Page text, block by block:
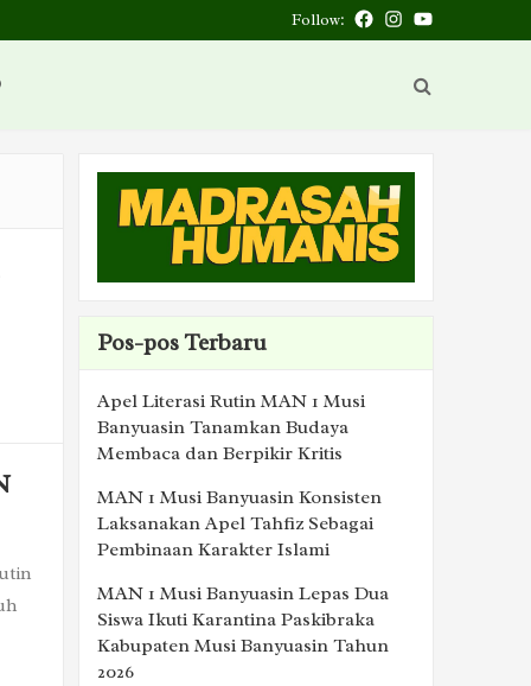
Follow: Facebook
Instagram
You
Pos-pos Terbaru
Apel Literasi Rutin MAN 1 Musi
Banyuasin Tanamkan Budaya
Membaca dan Berpikir Kritis
MAN 1 Musi Banyuasin Konsisten
Laksanakan Apel Tahfiz Sebagai
Pembinaan Karakter Islami
MAN 1 Musi Banyuasin Lepas Dua
Siswa Ikuti Karantina Paskibraka
Kabupaten Musi Banyuasin Tahun
2026